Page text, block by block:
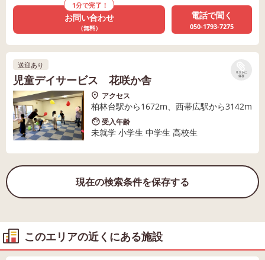
1分で完了！
お問い合わせ
（無料）
電話で聞く
050-1793-7275
リストに
保存
送迎あり
児童デイサービス 花咲か舎
アクセス
柏林台駅から1672m、西帯広駅から3142m
受入年齢
未就学 小学生 中学生 高校生
現在の検索条件を保存する
このエリアの近くにある施設